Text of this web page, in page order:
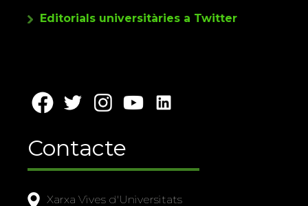
Editorials universitàries a Twitter
Contacte
Xarxa Vives d'Universitats